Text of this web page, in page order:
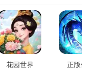
花园世界 正版